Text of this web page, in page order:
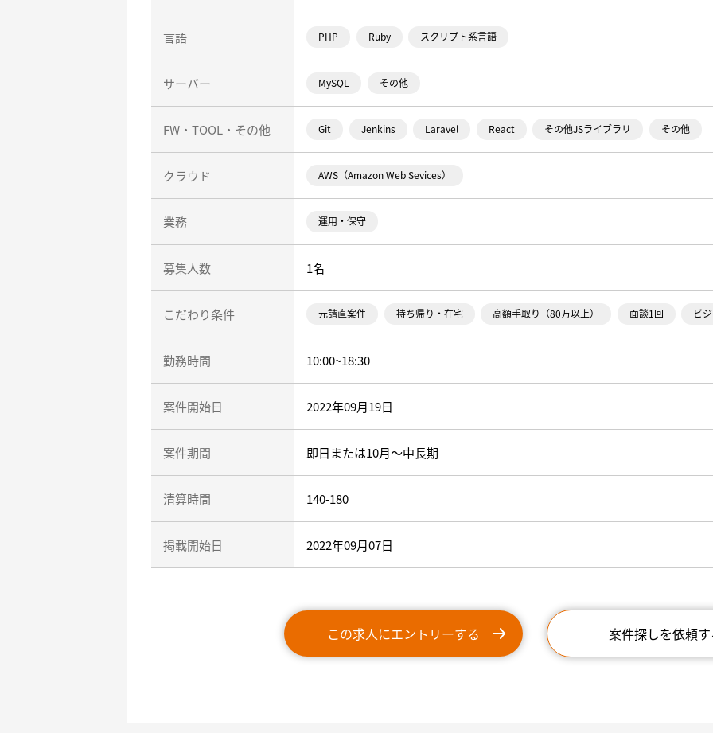
言語 PHP Ruby スクリプト系言語
サーバー MySQL その他
FW・TOOL・その他 Git Jenkins Laravel React その他JSライブラリ その他
クラウド AWS（Amazon Web Sevices）
業務 運用・保守
募集人数 1名
こだわり条件 元請直案件 持ち帰り・在宅 高額手取り（80万以上） 面談1回 ビ
勤務時間 10:00~18:30
案件開始日 2022年09月19日
案件期間 即日または10月～中長期
清算時間 140-180
掲載開始日 2022年09月07日
この求人にエントリーする 案件探しを依頼